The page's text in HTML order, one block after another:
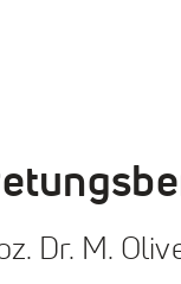
Dr. M.